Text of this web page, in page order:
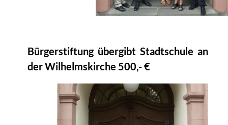
Bürgerstiftung übergibt Stadtschule an
der Wilhelmskirche 500,- €